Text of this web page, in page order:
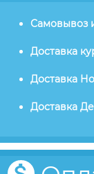
Самовывоз
Доставка
Доставка
Доставка